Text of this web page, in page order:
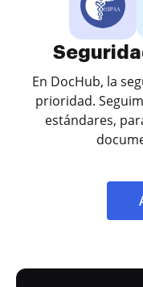
En DocHub, la
prioridad.
estándares,